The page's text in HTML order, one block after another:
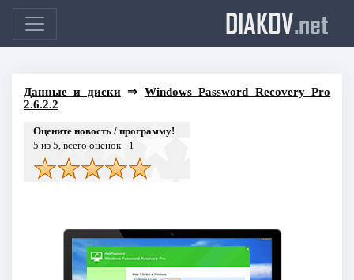
DIAKOV.net
Данные и диски⇒ Windows Password Recovery Pro
2.6.2.2
Оцените новость / программу!
5 из 5, всего оценок - 1